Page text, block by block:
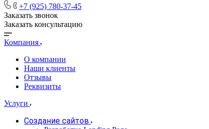
+7 (925) 780-37-45
Заказать звонок
Заказать консультацию
Компания
О компании
Наши клиенты
Отзывы
Реквизиты
Услуги
Создание сайтов